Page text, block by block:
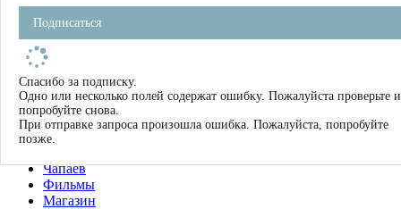
Фильмы
Имена
Тэги
О нас
Журнал
Книги
Чапаев
Фильмы
Магазин
Подписаться
Спасибо за подписку.
Одно или несколько полей содержат ошибку. Пожалуйста проверьте и
попробуйте снова.
При отправке запроса произошла ошибка. Пожалуйста, попробуйте
позже.